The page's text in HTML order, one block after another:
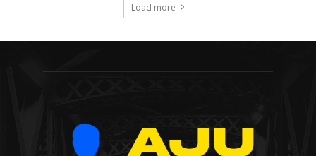
Load more